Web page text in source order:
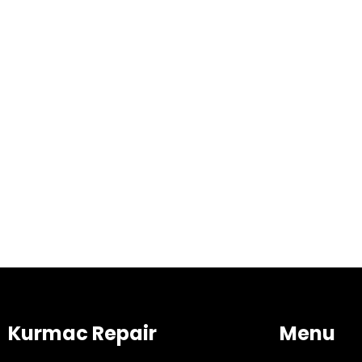
Kurmac Repair Menu